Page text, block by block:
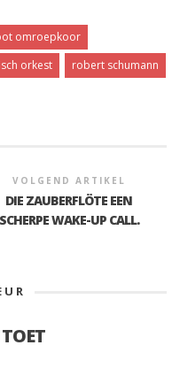
omroepkoor
orkest
robert schumann
VOLGEND ARTIKEL
DIE ZAUBERFLÖTE EEN
SCHERPE WAKE-UP CALL.